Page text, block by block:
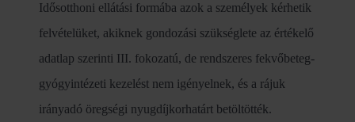
Idősotthoni ellátási formába azok a személyek kérhetik
felvételüket, akiknek gondozási szükséglete az értékelő
adatlap szerinti III. fokozatú, de rendszeres fekvőbeteg-
gyógyintézeti kezelést nem igényelnek, és a rájuk
irányadó öregségi nyugdíjkorhatárt betöltötték.